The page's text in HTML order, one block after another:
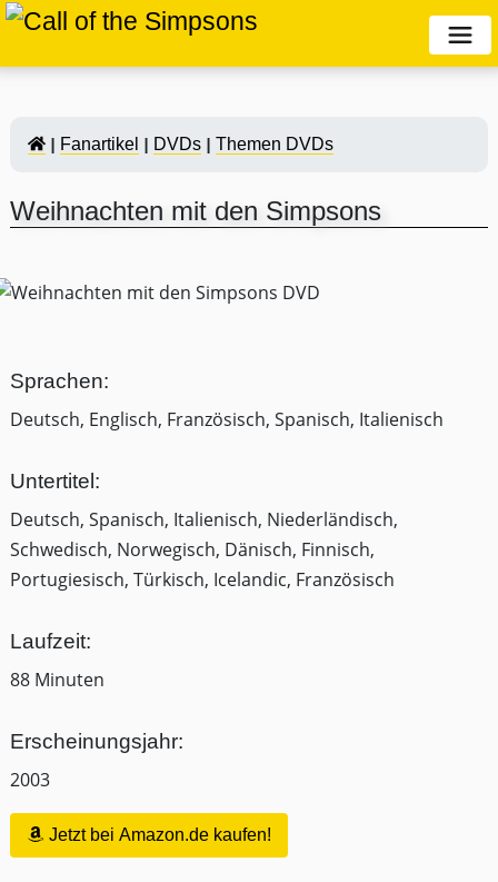
Fanartikel DVDs Themen DVDs
Weihnachten mit den Simpsons
Sprachen:
Deutsch, Englisch, Französisch, Spanisch, Italienisch
Untertitel:
Deutsch, Spanisch, Italienisch, Niederländisch,
Schwedisch, Norwegisch, Dänisch, Finnisch,
Portugiesisch, Türkisch, Icelandic, Französisch
Laufzeit:
88 Minuten
Erscheinungsjahr:
2003
Jetzt bei Amazon.de kaufen!